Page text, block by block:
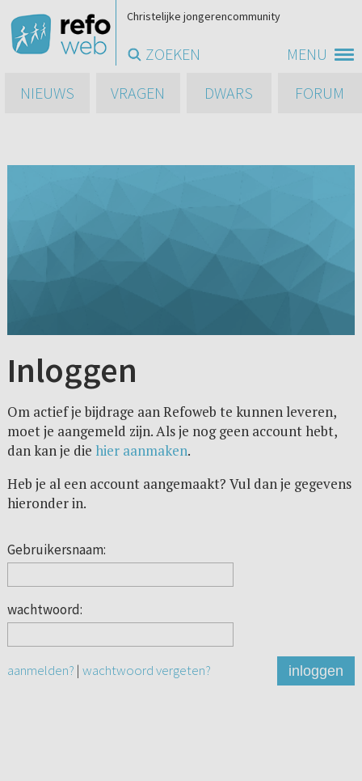
MENU
Christelijke jongerencommunity
ZOEKEN
NIEUWS
VRAGEN DWARS FORUM
Inloggen
Om actief je bijdrage aan Refoweb te kunnen leveren,
moet je aangemeld zijn. Als je nog geen account hebt,
dan kan je die hier aanmaken.
Heb je al een account aangemaakt? Vul dan je gegevens
hieronder in.
Gebruikersnaam:
wachtwoord:
aanmelden? | wachtwoord vergeten? inloggen